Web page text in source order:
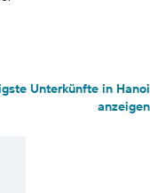
Unterkünfte in Hanoi
anzeigen